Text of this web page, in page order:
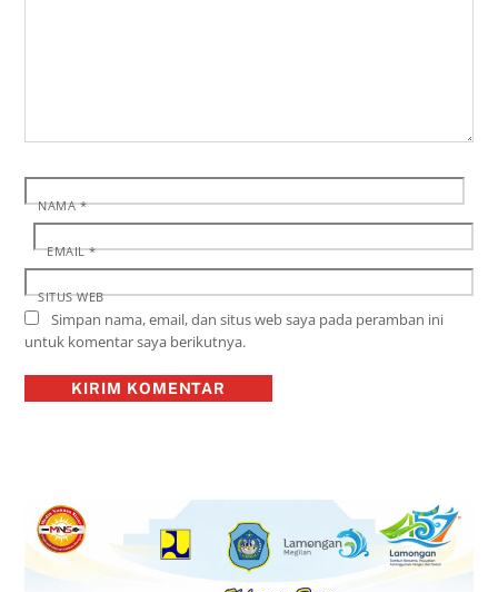
NAMA*
EMAIL*
SITUS WEB
Simpan nama, email, dan situs web saya pada peramban ini
untuk komentar saya berikutnya.